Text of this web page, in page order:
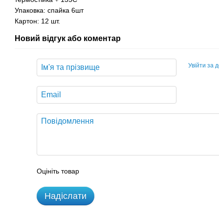
Упаковка: спайка 6шт
Картон: 12 шт.
Новий відгук або коментар
Увійти за
Оцініть товар
Надіслати